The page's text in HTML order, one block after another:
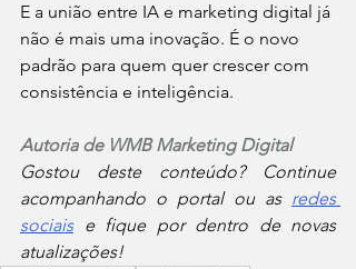
E a união entre IA e marketing digital já
não é mais uma inovação. É o novo
padrão para quem quer crescer com
consistência e inteligência.
Autoria de WMB Marketing Digital
Gostou deste conteúdo? Continue
acompanhando o portal ou as redes
sociais e fique por dentro de novas
atualizações!